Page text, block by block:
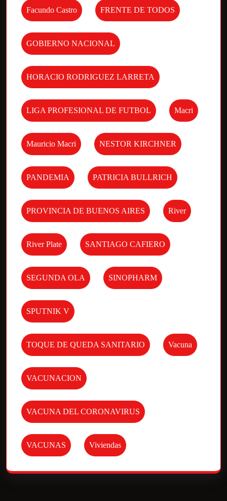
Facundo Castro FRENTE DE TODOS
GOBIERNO NACIONAL
HORACIO RODRIGUEZ LARRETA
LIGA PROFESIONAL DE FUTBOL Macri
Mauricio Macri NESTOR KIRCHNER
PANDEMIA PATRICIA BULLRICH
PROVINCIA DE BUENOS AIRES River
River Plate SANTIAGO CAFIERO
SEGUNDA OLA SINOPHARM
SPUTNIK V
TOQUE DE QUEDA SANITARIO Vacuna
VACUNACION
VACUNA DEL CORONAVIRUS
VACUNAS Viviendas